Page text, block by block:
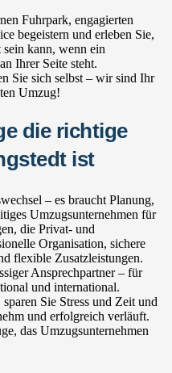
Fuhrpark, engagierten
begeistern und erleben Sie,
kann, wenn ein
Ihrer Seite steht.
Sie sich selbst – wir sind Ihr
Umzug!
die richtige
ist
– es braucht Planung,
Umzugsunternehmen für
die Privat- und
Organisation, sichere
flexible Zusatzleistungen.
Ansprechpartner – für
und international.
Sie Stress und Zeit und
und erfolgreich verläuft.
das Umzugsunternehmen